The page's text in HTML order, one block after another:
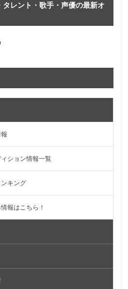
レント・歌手・声優の最新オ
ィション情報一覧
キング
報はこちら！